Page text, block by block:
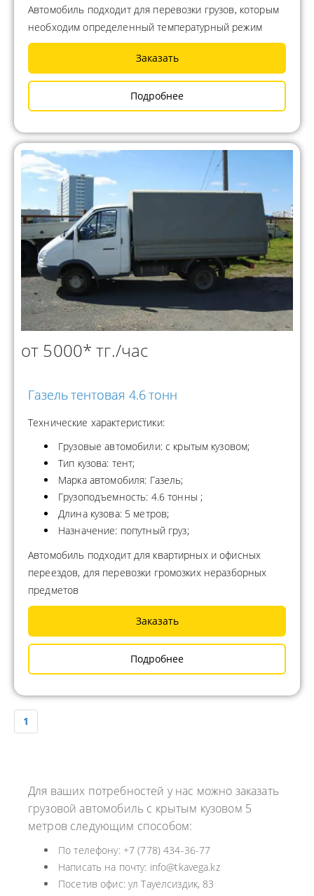
Автомобиль подходит для перевозки грузов, которым
необходим определенный температурный режим
Заказать
Подробнее
от 5000* тг./час
Газель тентовая 4.6 тонн
Технические характеристики:
Грузовые автомобили: с крытым кузовом;
Тип кузова: тент;
Марка автомобиля: Газель;
Грузоподъемность: 4.6 тонны ;
Длина кузова: 5 метров;
Назначение: попутный груз;
Автомобиль подходит для квартирных и офисных
переездов, для перевозки громозких неразборных
предметов
Заказать
Подробнее
1
Для ваших потребностей у нас можно заказать
грузовой автомобиль с крытым кузовом 5
метров следующим способом:
По телефону: +7 (778) 434-36-77
Написать на почту: info@tkavega.kz
Посетив офис: ул Тауелсиздик, 83